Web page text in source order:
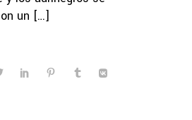
un […]